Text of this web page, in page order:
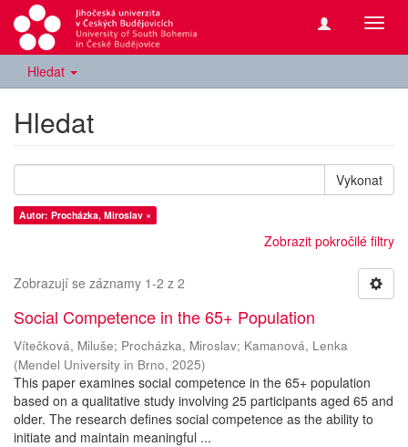
Hledat
Hledat
Vykonat
Autor: Procházka, Miroslav ×
Zobrazit pokročilé filtry
Zobrazují se záznamy 1-2 z 2
Social Competence in the 65+ Population
Vítečková, Miluše; Procházka, Miroslav; Kamanová, Lenka
(Mendel University in Brno, 2025)
This paper examines social competence in the 65+ population
based on a qualitative study involving 25 participants aged 65 and
older. The research defines social competence as the ability to
initiate and maintain meaningful ...